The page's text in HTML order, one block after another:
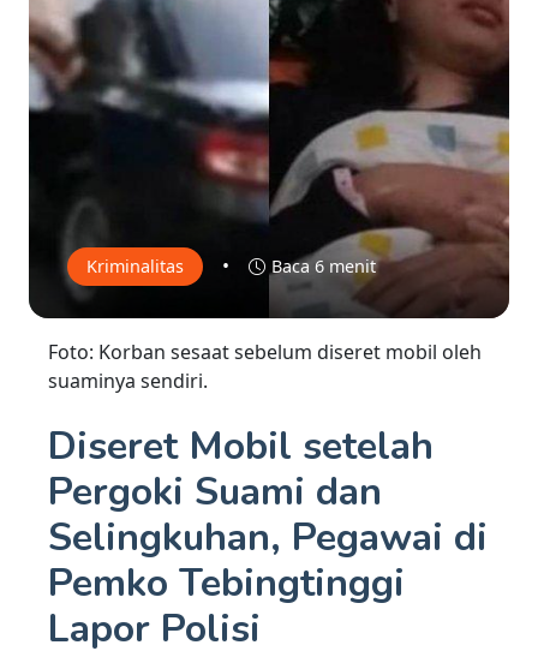
Kriminalitas • Baca 6 menit
Foto: Korban sesaat sebelum diseret mobil oleh
suaminya sendiri.
Diseret Mobil setelah
Pergoki Suami dan
Selingkuhan, Pegawai di
Pemko Tebingtinggi
Lapor Polisi